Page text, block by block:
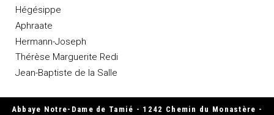
Hégésippe
Aphraate
Hermann-Joseph
Thérèse Marguerite Redi
Jean-Baptiste de la Salle
Abbaye Notre-Dame de Tamié - 1242 Chemin du Monastère -